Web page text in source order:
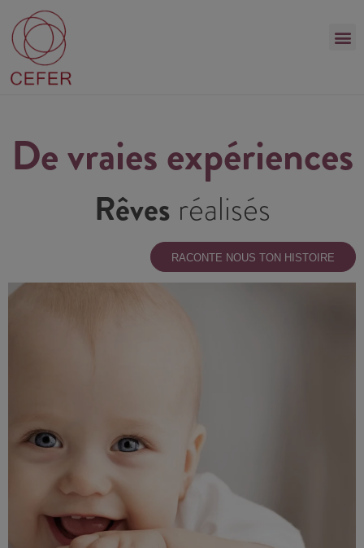
De vraies expériences
Rêves réalisés
RACONTE NOUS TON HISTOIRE
ENFERMERA MONTSE